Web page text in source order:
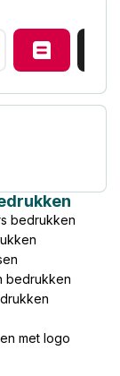
bedrukken
bedrukken
met logo